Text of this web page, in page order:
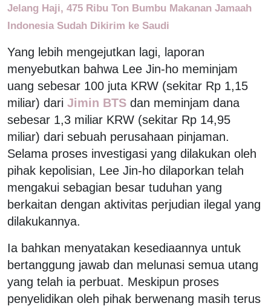
Jelang Haji, 475 Ribu Ton Bumbu Makanan Jamaah
Indonesia Sudah Dikirim ke Saudi
Yang lebih mengejutkan lagi, laporan
menyebutkan bahwa Lee Jin-ho meminjam
uang sebesar 100 juta KRW (sekitar Rp 1,15
miliar) dari Jimin BTS dan meminjam dana
sebesar 1,3 miliar KRW (sekitar Rp 14,95
miliar) dari sebuah perusahaan pinjaman.
Selama proses investigasi yang dilakukan oleh
pihak kepolisian, Lee Jin-ho dilaporkan telah
mengakui sebagian besar tuduhan yang
berkaitan dengan aktivitas perjudian ilegal yang
dilakukannya.
Ia bahkan menyatakan kesediaannya untuk
bertanggung jawab dan melunasi semua utang
yang telah ia perbuat. Meskipun proses
penyelidikan oleh pihak berwenang masih terus